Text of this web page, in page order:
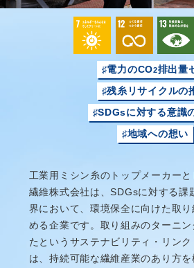
♯電力のCO2排出量
♯残糸リサイクルの
♯SDGsに対する意識
♯地域への想い
工業用ミシン糸のトップメーカー
繊維株式会社は、SDGsに対する課
界において、環境保全に向けた取
める企業です。取り組みのターニ
たというサステナビリティ・リンク
は、持続可能な繊維産業のあり方を